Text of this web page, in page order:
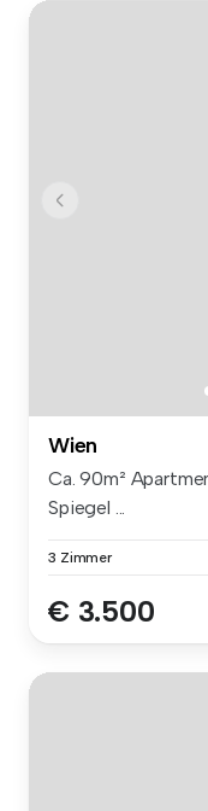
Wien
Ca. 90m²
Spiegel ...
3 Zimmer
€ 3.500